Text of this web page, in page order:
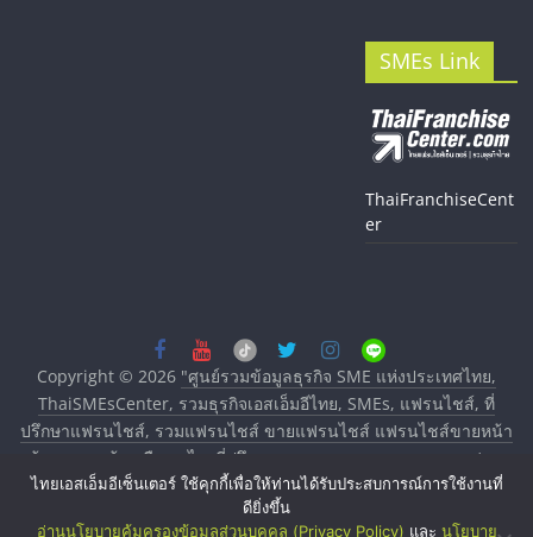
SMEs Link
ThaiFranchiseCent
er
Copyright © 2026 "ศูนย์รวมข้อมูลธุรกิจ SME แห่งประเทศไทย,
ThaiSMEsCenter, รวมธุรกิจเอสเอ็มอีไทย, SMEs, แฟรนไชส์, ที่
ปรึกษาแฟรนไชส์, รวมแฟรนไชส์ ขายแฟรนไชส์ แฟรนไชส์ขายหน้า
บ้าน ลงทุนน้อย คืนทุนไว, ที่ปรึกษาการลงทุนและขยายสาขาแฟรน
ไชส์, ศูนย์รวมแฟรนไชส์ พร้อมทำเลสำหรับเปิดร้าน ปรึกษาฟรี,
บริการพัฒนาระบบแฟรนไชส์"
ไทยเอสเอ็มอีเซ็นเตอร์ ใช้คุกกี้เพื่อให้ท่านได้รับประสบการณ์การใช้งานที่
ดียิ่งขึ้น
อ่านนโยบายคุ้มครองข้อมูลส่วนบุคคล (Privacy Policy) และ นโยบาย